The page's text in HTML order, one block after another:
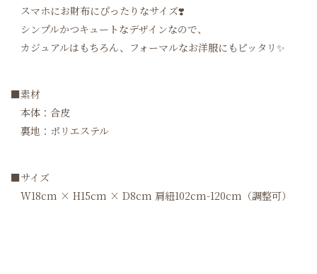
スマホにお財布にぴったりなサイズ❣️
シンプルかつキュートなデザインなので、
カジュアルはもちろん、フォーマルなお洋服にもピッタリ✨
■素材
本体：合皮
裏地：ポリエステル
■サイズ
W18cm × H15cm × D8cm 肩紐102cm-120cm（調整可）